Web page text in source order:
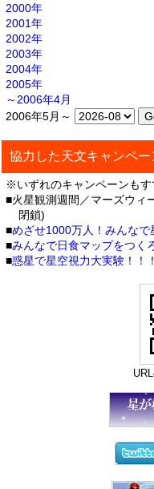
2000年
2001年
2002年
2003年
2004年
2005年
～2006年4月
2006年5月～
協力した天文キャンペー
※いずれのキャンペーンもす
■火星観測週間／マーズウィ
閉鎖)
■めざせ1000万人！みんな
■みんなで日食マップをつく
■惑星で星空視力大実験！！